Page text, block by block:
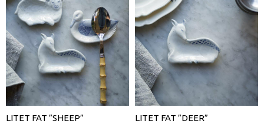
LITET FAT ”SHEEP” LITET FAT ”DEER”